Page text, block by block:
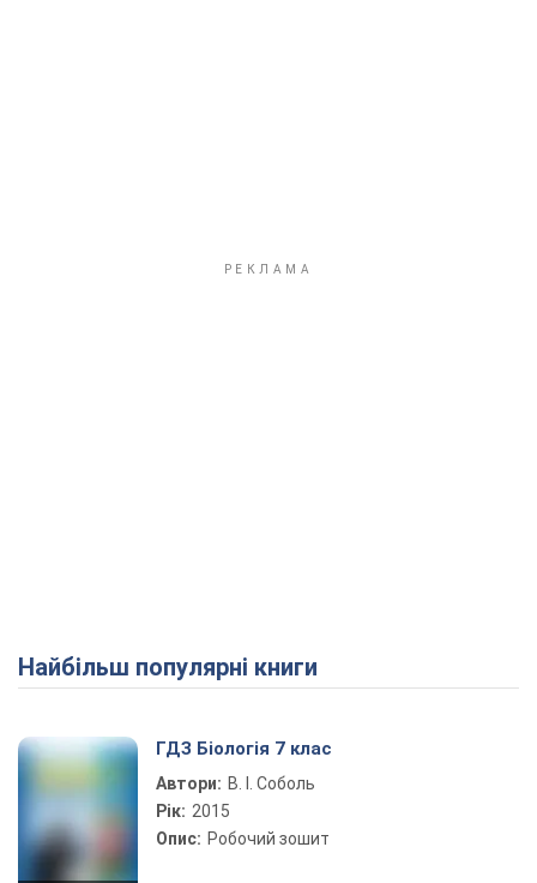
Найбільш популярні книги
ГДЗ Біологія 7 клас
Автори: В. І. Соболь
Рік: 2015
Опис: Робочий зошит